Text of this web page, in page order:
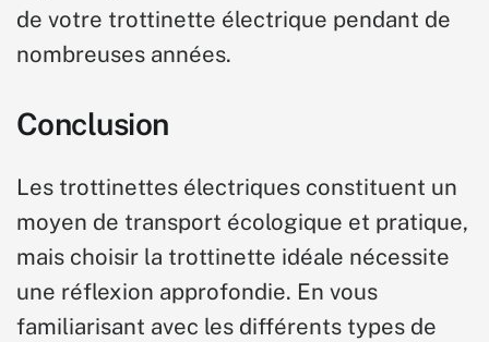
de votre trottinette électrique pendant de
nombreuses années.
Conclusion
Les trottinettes électriques constituent un
moyen de transport écologique et pratique,
mais choisir la trottinette idéale nécessite
une réflexion approfondie. En vous
familiarisant avec les différents types de